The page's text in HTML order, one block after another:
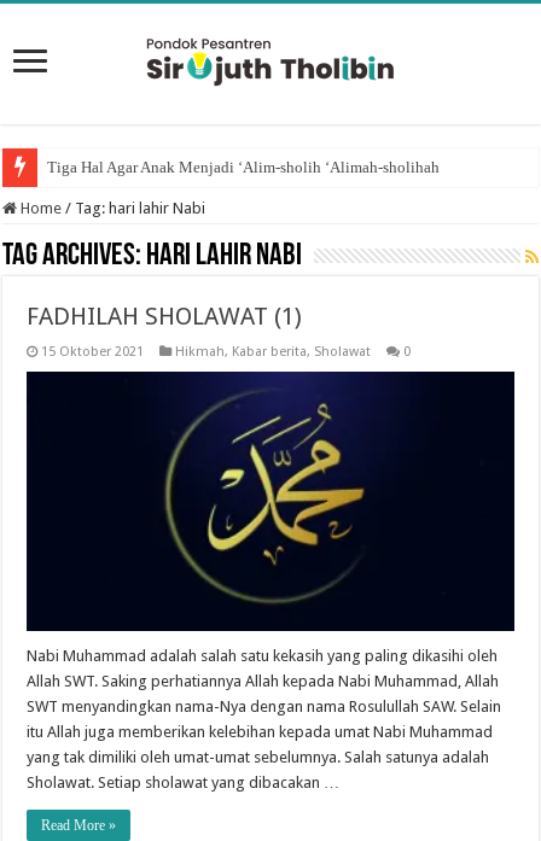
Tiga Hal Agar Anak Menjadi ‘Alim-sholih ‘Alimah-sholihah
Home / Tag: hari lahir Nabi
Tag Archives: hari lahir Nabi
FADHILAH SHOLAWAT (1)
15 Oktober 2021 Hikmah, Kabar berita, Sholawat 0
Nabi Muhammad adalah salah satu kekasih yang paling dikasihi oleh
Allah SWT. Saking perhatiannya Allah kepada Nabi Muhammad, Allah
SWT menyandingkan nama-Nya dengan nama Rosulullah SAW. Selain
itu Allah juga memberikan kelebihan kepada umat Nabi Muhammad
yang tak dimiliki oleh umat-umat sebelumnya. Salah satunya adalah
Sholawat. Setiap sholawat yang dibacakan …
Read More »